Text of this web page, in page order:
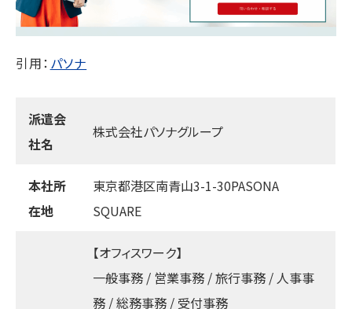
引用： パソナ
派遣会
社名
株式会社パソナグループ
本社所
在地
東京都港区南青山3-1-30PASONA
SQUARE
【オフィスワーク】
一般事務 / 営業事務 / 旅行事務 / 人事事
務 / 総務事務 / 受付事務